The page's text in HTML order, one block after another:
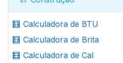
🧮 Calculadora de BTU
🧮 Calculadora de Brita
🧮 Calculadora de Cal